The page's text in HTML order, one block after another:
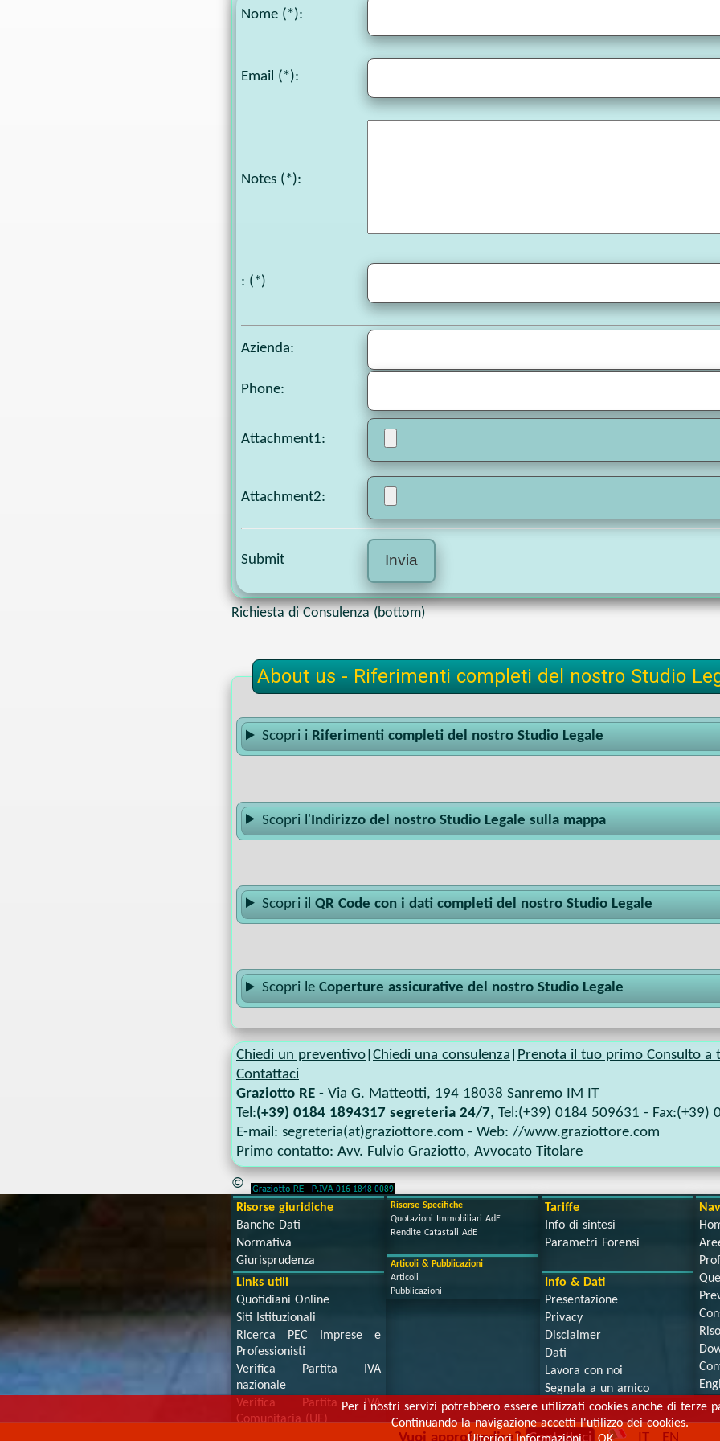
Nome (*):
Email (*):
Notes (*):
: (*)
Azienda:
Phone:
Attachment1:
Attachment2:
Submit
Richiesta di Consulenza (bottom)
About us - Riferimenti completi del nostro Studio
Scopri i Riferimenti completi del nostro Studio Legale
Scopri l' Indirizzo del nostro Studio Legale sulla mappa
Scopri ilQR Code con i dati completi del nostro Studio Legale
Scopri leCoperture assicurative del nostro Studio Legale
Chiedi un preventivo Chiedi una consulenza
Prenota il tuo primo Consulto a
Contattaci
Graziotto RE - Via G. Matteotti, 194 18038 Sanremo IM
IT
Tel:(+39) 0184 1894317 segreteria 24/7, Tel:(+39) 0184 509631 - Fax:(+39)
E-mail: segreteria(at)graziottore.com - Web: //www.graziottore.com
Primo contatto: Avv. Fulvio Graziotto, Avvocato Titolare
©
Risorse giuridiche
Banche Dati
Normativa
Giurisprudenza
Links utili
Quotidiani Online
Siti Istituzionali
Ricerca PEC Imprese e
Professionisti
Verifica Partita IVA
nazionale
Verifica Partita IVA
Comunitaria (UE)
Risorse Specifiche
Quotazioni Immobiliari AdE
Rendite Catastali AdE
Articoli & Pubblicazioni
Articoli
Pubblicazioni
Tariffe
Info di sintesi
Parametri Forensi
Info & Dati
Presentazione
Privacy
Disclaimer
Dati
Lavora con noi
Segnala a un amico
Per i nostri servizi potrebbero essere utilizzati cookies anche di terze
Continuando la navigazione accetti l'utilizzo dei cookies.